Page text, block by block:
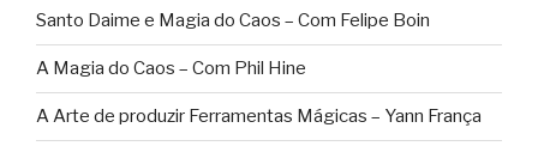
Santo Daime e Magia do Caos – Com Felipe Boin
A Magia do Caos – Com Phil Hine
A Arte de produzir Ferramentas Mágicas – Yann França